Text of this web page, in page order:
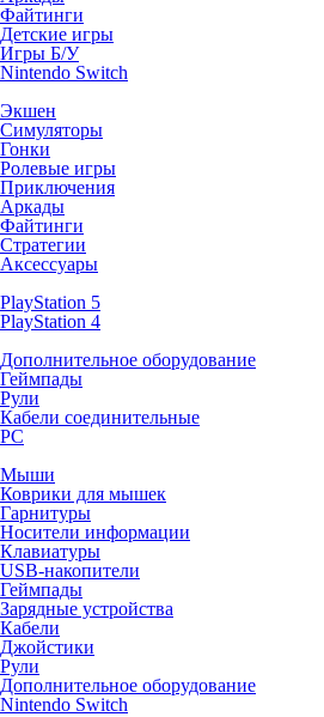
Файтинги
Детские игры
Игры Б/У
Nintendo Switch
Экшен
Симуляторы
Гонки
Ролевые игры
Приключения
Аркады
Файтинги
Стратегии
Аксессуары
PlayStation 5
PlayStation 4
Дополнительное оборудование
Геймпады
Рули
Кабели соединительные
PC
Мыши
Коврики для мышек
Гарнитуры
Носители информации
Клавиатуры
USB-накопители
Геймпады
Зарядные устройства
Кабели
Джойстики
Рули
Дополнительное оборудование
Nintendo Switch